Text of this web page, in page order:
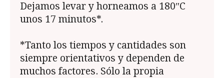
Dejamos levar y horneamos a 180″C
unos 17 minutos*.
*Tanto los tiempos y cantidades son
siempre orientativos y dependen de
muchos factores. Sólo la propia